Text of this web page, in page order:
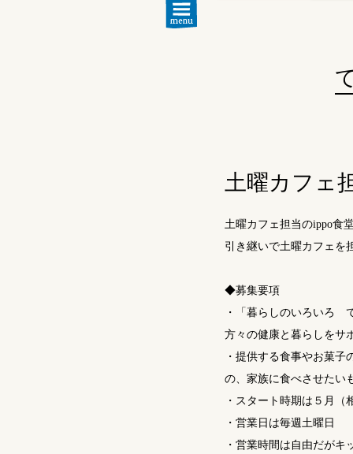
土曜カフェ
土曜カフェ担当のippo食
引き継いで土曜カフェを
◆募集要項
・「暮らしのいろいろ
方々の健康と暮らしをサ
・提供する食事やお菓
の、家族に食べさせたい
・スタート時期は５月（
・営業日は毎週土曜日
・営業時間は自由だが